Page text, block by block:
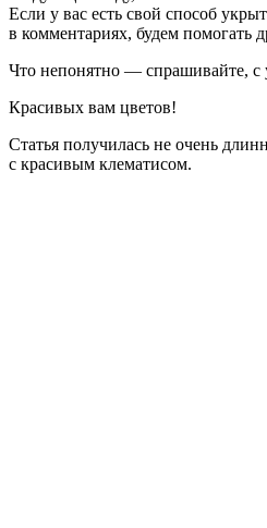
Если у вас есть свой способ
в комментариях, будем помогать
Что непонятно — спрашивайте, с
Красивых вам цветов!
Статья получилась не очень
с красивым клематисом.